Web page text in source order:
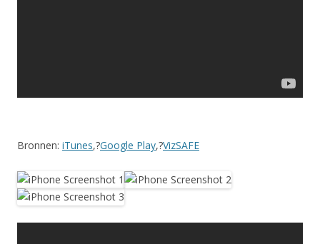
Bronnen: iTunes,?Google Play,?VizSAFE